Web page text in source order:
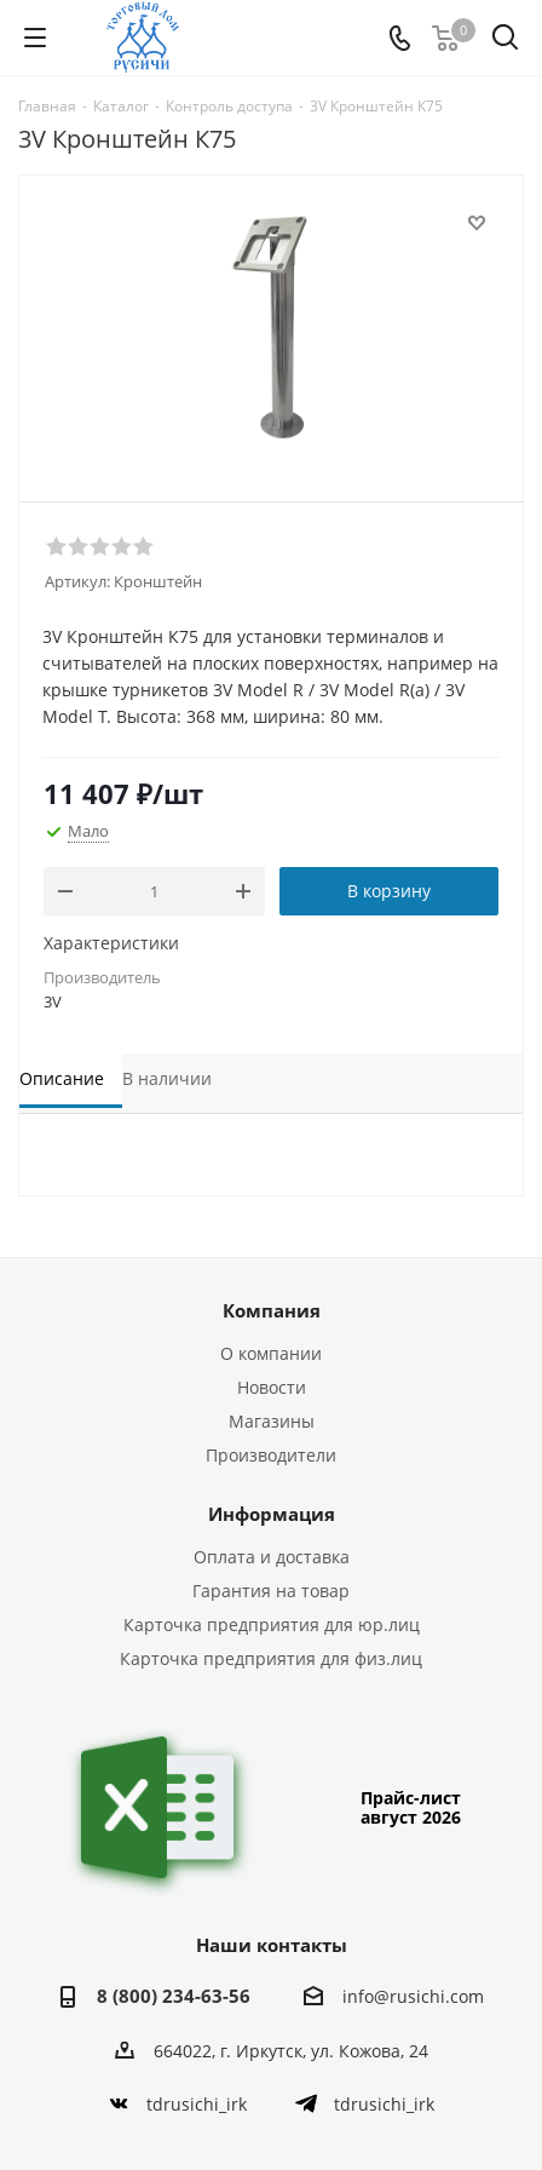
0
Главная - Каталог - Контроль доступа - 3V Кронштейн К75
3V Кронштейн К75
Артикул: Кронштейн
3V Кронштейн К75 для установки терминалов и
считывателей на плоских поверхностях, например на
крышке турникетов 3V Model R / 3V Model R(a) / 3V
Model T. Высота: 368 мм, ширина: 80 мм.
11 407 ₽/шт
Мало
В корзину
Характеристики
Производитель
3V
Описание В наличии
Компания
О компании
Новости
Магазины
Производители
Информация
Оплата и доставка
Гарантия на товар
Карточка предприятия для юр.лиц
Карточка предприятия для физ.лиц
Прайс-лист
август 2026
Наши контакты
8 (800) 234-63-56 info@rusichi.com
664022, г. Иркутск, ул. Кожова, 24
tdrusichi_irk tdrusichi_irk